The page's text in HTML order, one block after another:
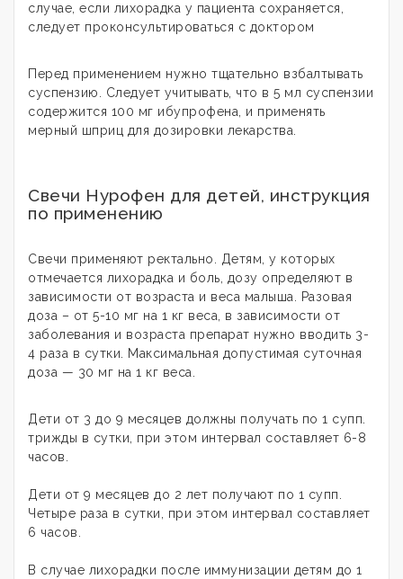
случае, если лихорадка у пациента сохраняется,
следует проконсультироваться с доктором
Перед применением нужно тщательно взбалтывать
суспензию. Следует учитывать, что в 5 мл суспензии
содержится 100 мг ибупрофена, и применять
мерный шприц для дозировки лекарства.
Свечи Нурофен для детей, инструкция
по применению
Свечи применяют ректально. Детям, у которых
отмечается лихорадка и боль, дозу определяют в
зависимости от возраста и веса малыша. Разовая
доза – от 5-10 мг на 1 кг веса, в зависимости от
заболевания и возраста препарат нужно вводить 3-
4 раза в сутки. Максимальная допустимая суточная
доза — 30 мг на 1 кг веса.
Дети от 3 до 9 месяцев должны получать по 1 супп.
трижды в сутки, при этом интервал составляет 6-8
часов.
Дети от 9 месяцев до 2 лет получают по 1 супп.
Четыре раза в сутки, при этом интервал составляет
6 часов.
В случае лихорадки после иммунизации детям до 1